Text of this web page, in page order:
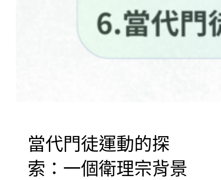
當代門徒運動的探
索：一個衛理宗背景